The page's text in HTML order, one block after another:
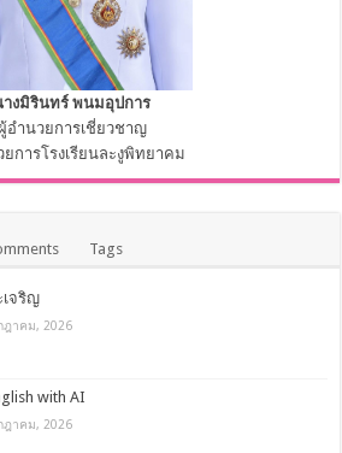
างมิรินทร์ พนมอุปการ
อำนวยการเชี่ยวชาญ
ยการโรงเรียนละงูพิทยาคม
Tags
เจริญ
ฎาคม, 2026
with AI
ฎาคม, 2026